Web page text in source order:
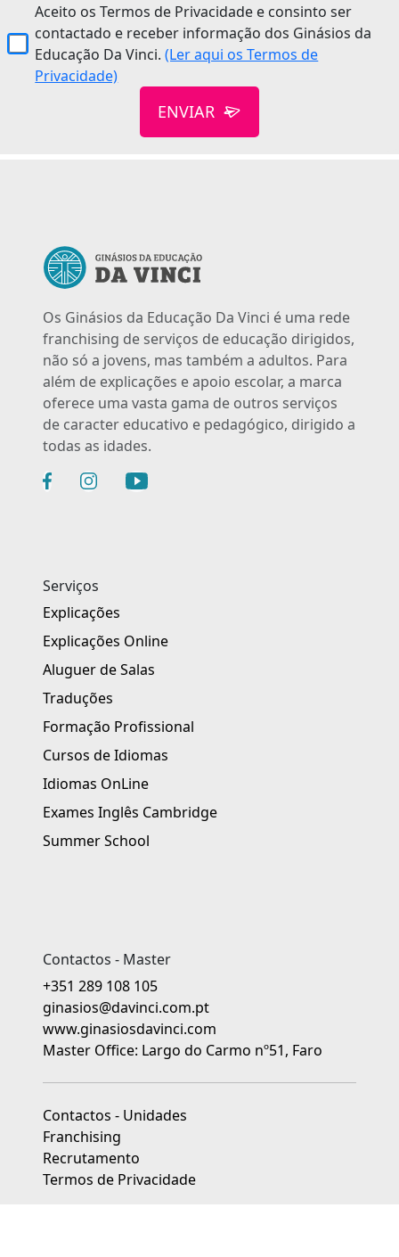
Aceito os Termos de Privacidade e consinto ser
contactado e receber informação dos Ginásios da
Educação Da Vinci.(Ler aqui os Termos de
Privacidade)
ENVIAR
Os Ginásios da Educação Da Vinci é uma rede
franchising de serviços de educação dirigidos,
não só a jovens, mas também a adultos. Para
além de explicações e apoio escolar, a marca
oferece uma vasta gama de outros serviços
de caracter educativo e pedagógico, dirigido a
todas as idades.
Serviços
Explicações
Explicações Online
Aluguer de Salas
Traduções
Formação Profissional
Cursos de Idiomas
Idiomas OnLine
Exames Inglês Cambridge
Summer School
Contactos - Master
+351 289 108 105
ginasios@davinci.com.pt
www.ginasiosdavinci.com
Master Office: Largo do Carmo nº51, Faro
Contactos - Unidades
Franchising
Recrutamento
Termos de Privacidade